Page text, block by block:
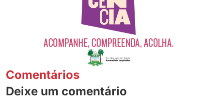
Comentários
Deixe um comentário